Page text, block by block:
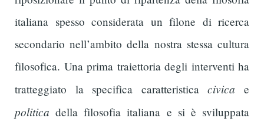
italiana spesso considerata un filone di ricerca
secondario nell’ambito della nostra stessa cultura
filosofica. Una prima traiettoria degli interventi ha
tratteggiato la specifica caratteristicacivica e
politica della filosofia italiana e si è sviluppata